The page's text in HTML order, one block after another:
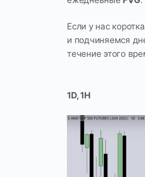
Если у нас
и подчиняемся
течение этого
1D, 1H